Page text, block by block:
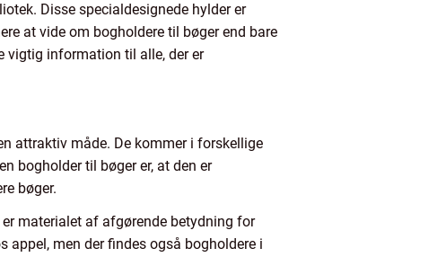
Disse specialdesignede hylder er
at vide om bogholdere til bøger end bare
vigtig information til alle, der er
attraktiv måde. De kommer i forskellige
bogholder til bøger er, at den er
bøger.
materialet af afgørende betydning for
men der findes også bogholdere i